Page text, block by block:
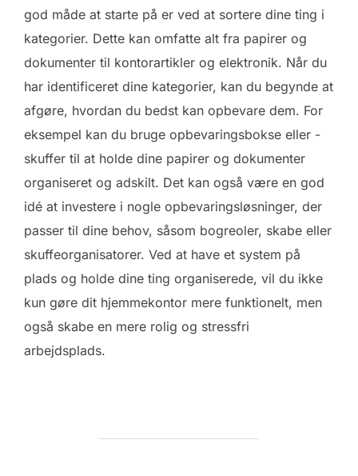
god måde at starte på er ved at sortere dine ting i
kategorier. Dette kan omfatte alt fra papirer og
dokumenter til kontorartikler og elektronik. Når du
har identificeret dine kategorier, kan du begynde at
afgøre, hvordan du bedst kan opbevare dem. For
eksempel kan du bruge opbevaringsbokse eller -
skuffer til at holde dine papirer og dokumenter
organiseret og adskilt. Det kan også være en god
idé at investere i nogle opbevaringsløsninger, der
passer til dine behov, såsom bogreoler, skabe eller
skuffeorganisatorer. Ved at have et system på
plads og holde dine ting organiserede, vil du ikke
kun gøre dit hjemmekontor mere funktionelt, men
også skabe en mere rolig og stressfri
arbejdsplads.